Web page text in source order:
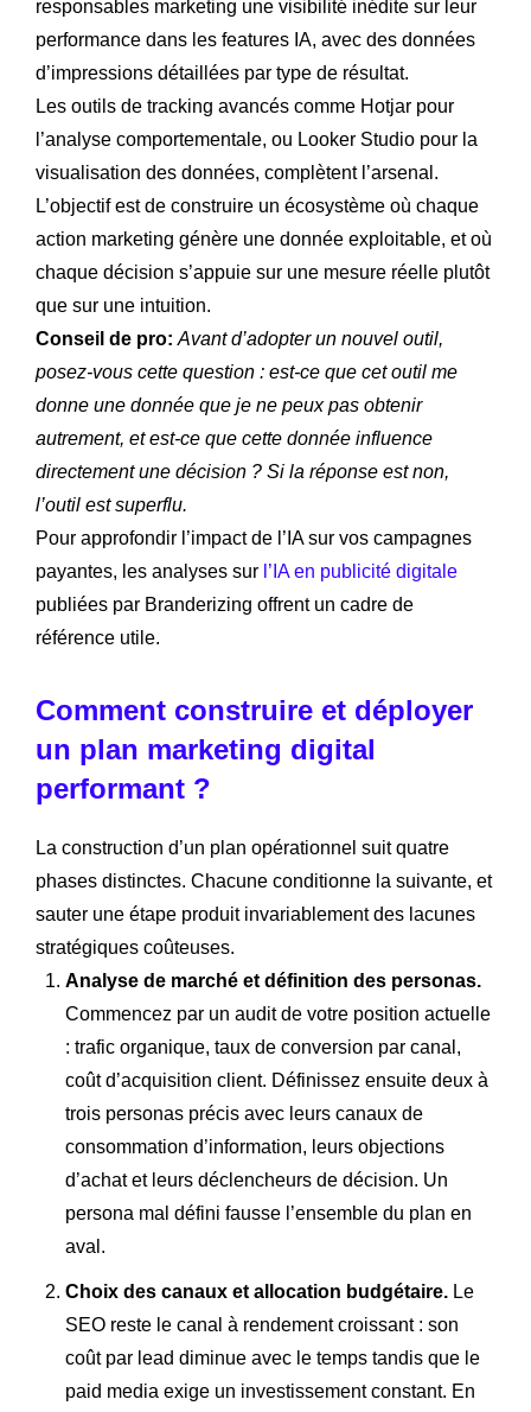
responsables marketing une visibilité inédite sur leur
performance dans les features IA, avec des données
d’impressions détaillées par type de résultat.
Les outils de tracking avancés comme Hotjar pour
l’analyse comportementale, ou Looker Studio pour la
visualisation des données, complètent l’arsenal.
L’objectif est de construire un écosystème où chaque
action marketing génère une donnée exploitable, et où
chaque décision s’appuie sur une mesure réelle plutôt
que sur une intuition.
Conseil de pro: Avant d’adopter un nouvel outil,
posez-vous cette question : est-ce que cet outil me
donne une donnée que je ne peux pas obtenir
autrement, et est-ce que cette donnée influence
directement une décision ? Si la réponse est non,
l’outil est superflu.
Pour approfondir l’impact de l’IA sur vos campagnes
payantes, les analyses sur l’IA en publicité digitale
publiées par Branderizing offrent un cadre de
référence utile.
Comment construire et déployer
un plan marketing digital
performant ?
La construction d’un plan opérationnel suit quatre
phases distinctes. Chacune conditionne la suivante, et
sauter une étape produit invariablement des lacunes
stratégiques coûteuses.
Analyse de marché et définition des personas.
Commencez par un audit de votre position actuelle
: trafic organique, taux de conversion par canal,
coût d’acquisition client. Définissez ensuite deux à
trois personas précis avec leurs canaux de
consommation d’information, leurs objections
d’achat et leurs déclencheurs de décision. Un
persona mal défini fausse l’ensemble du plan en
aval.
Choix des canaux et allocation budgétaire. Le
SEO reste le canal à rendement croissant : son
coût par lead diminue avec le temps tandis que le
paid media exige un investissement constant. En